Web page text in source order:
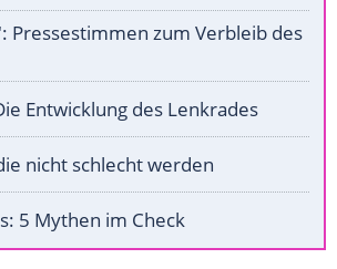
Pressestimmen zum Verbleib des
Entwicklung des Lenkrades
nicht schlecht werden
5 Mythen im Check